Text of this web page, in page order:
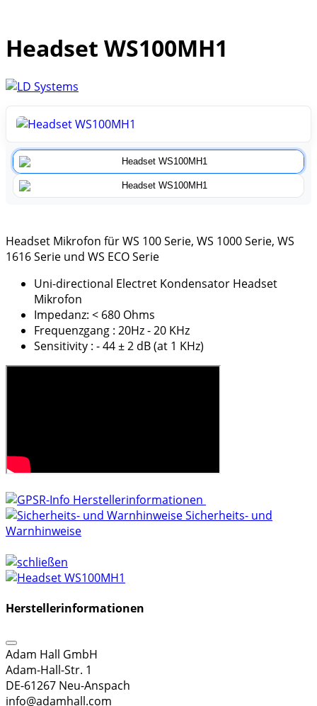
Headset WS100MH1
Headset Mikrofon für WS 100 Serie, WS 1000 Serie, WS
1616 Serie und WS ECO Serie
Uni-directional Electret Kondensator Headset
Mikrofon
Impedanz: < 680 Ohms
Frequenzgang : 20Hz - 20 KHz
Sensitivity : - 44 ± 2 dB (at 1 KHz)
Herstellerinformationen
Sicherheits- und
Warnhinweise
Herstellerinformationen
Adam Hall GmbH
Adam-Hall-Str. 1
DE-61267 Neu-Anspach
info@adamhall.com